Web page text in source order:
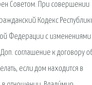
Советом. При совершении
Кодекс
Федерации с изменениями
соглашение к договору
если дом находится в